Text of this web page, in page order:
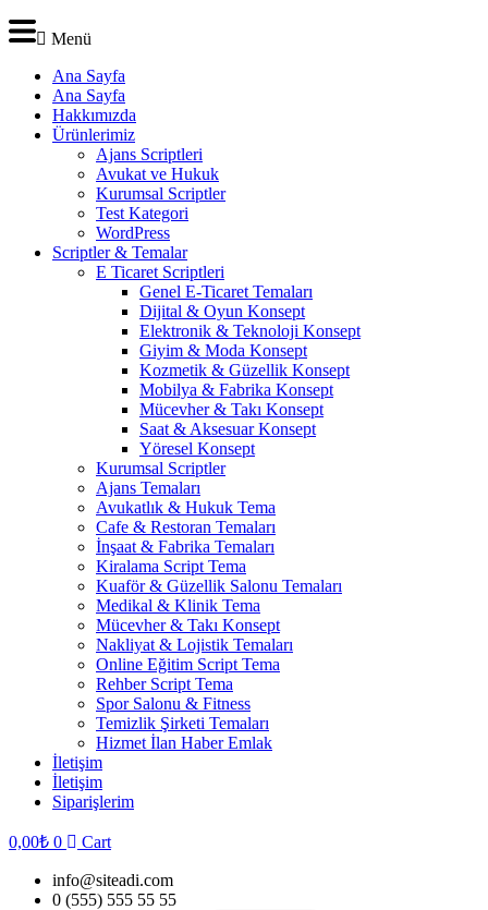
Menü
Ana Sayfa
Ana Sayfa
Hakkımızda
Ürünlerimiz
Ajans Scriptleri
Avukat ve Hukuk
Kurumsal Scriptler
Test Kategori
WordPress
Scriptler & Temalar
E Ticaret Scriptleri
Genel E-Ticaret Temaları
Dijital & Oyun Konsept
Elektronik & Teknoloji Konsept
Giyim & Moda Konsept
Kozmetik & Güzellik Konsept
Mobilya & Fabrika Konsept
Mücevher & Takı Konsept
Saat & Aksesuar Konsept
Yöresel Konsept
Kurumsal Scriptler
Ajans Temaları
Avukatlık & Hukuk Tema
Cafe & Restoran Temaları
İnşaat & Fabrika Temaları
Kiralama Script Tema
Kuaför & Güzellik Salonu Temaları
Medikal & Klinik Tema
Mücevher & Takı Konsept
Nakliyat & Lojistik Temaları
Online Eğitim Script Tema
Rehber Script Tema
Spor Salonu & Fitness
Temizlik Şirketi Temaları
Hizmet İlan Haber Emlak
İletişim
İletişim
Siparişlerim
0,00₺ 0 Cart
info@siteadi.com
0 (555) 555 55 55